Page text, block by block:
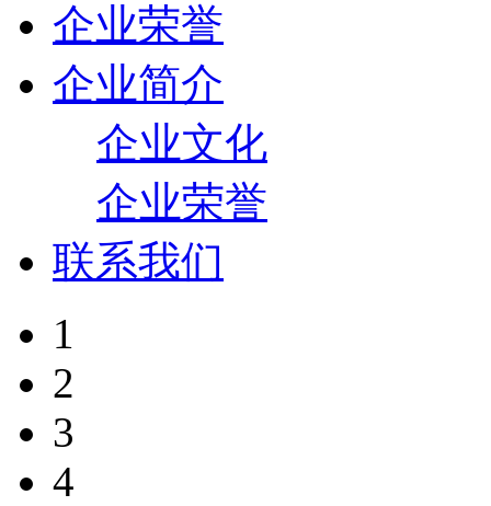
企业荣誉
企业简介
企业文化
企业荣誉
联系我们
1
2
3
4